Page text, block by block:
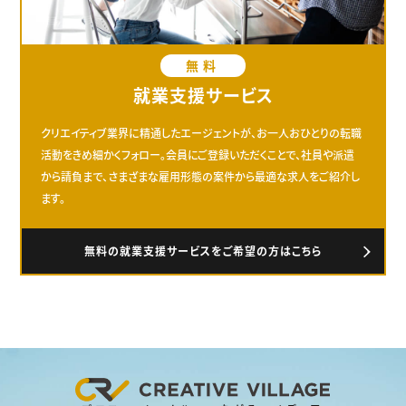
無料
就業支援サービス
クリエイティブ業界に精通したエージェントが、お一人おひとりの転職
活動をきめ細かくフォロー。会員にご登録いただくことで、社員や派遣
から請負まで、さまざまな雇用形態の案件から最適な求人をご紹介し
ます。
無料の就業支援サービスをご希望の方はこちら